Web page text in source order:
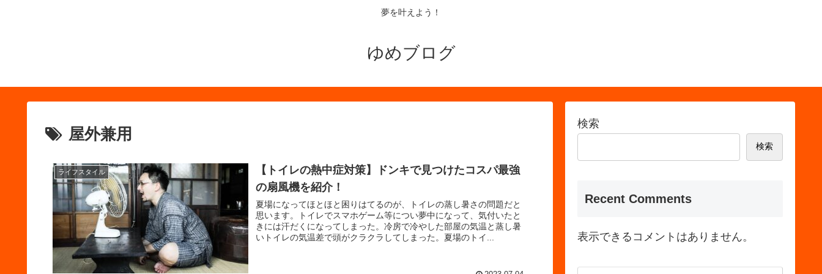
夢を叶えよう！
ゆめブログ
屋外兼用
ライフスタイル
【トイレの熱中症対策】ドンキで見つけたコスパ最強
の扇風機を紹介！
夏場になってほとほと困りはてるのが、トイレの蒸し暑さの問題だと
思います。トイレでスマホゲーム等につい夢中になって、気付いたと
きには汗だくになってしまった。冷房で冷やした部屋の気温と蒸し暑
いトイレの気温差で頭がクラクラしてしまった。夏場のトイ...
検索
検索
Recent Comments
表示できるコメントはありません。